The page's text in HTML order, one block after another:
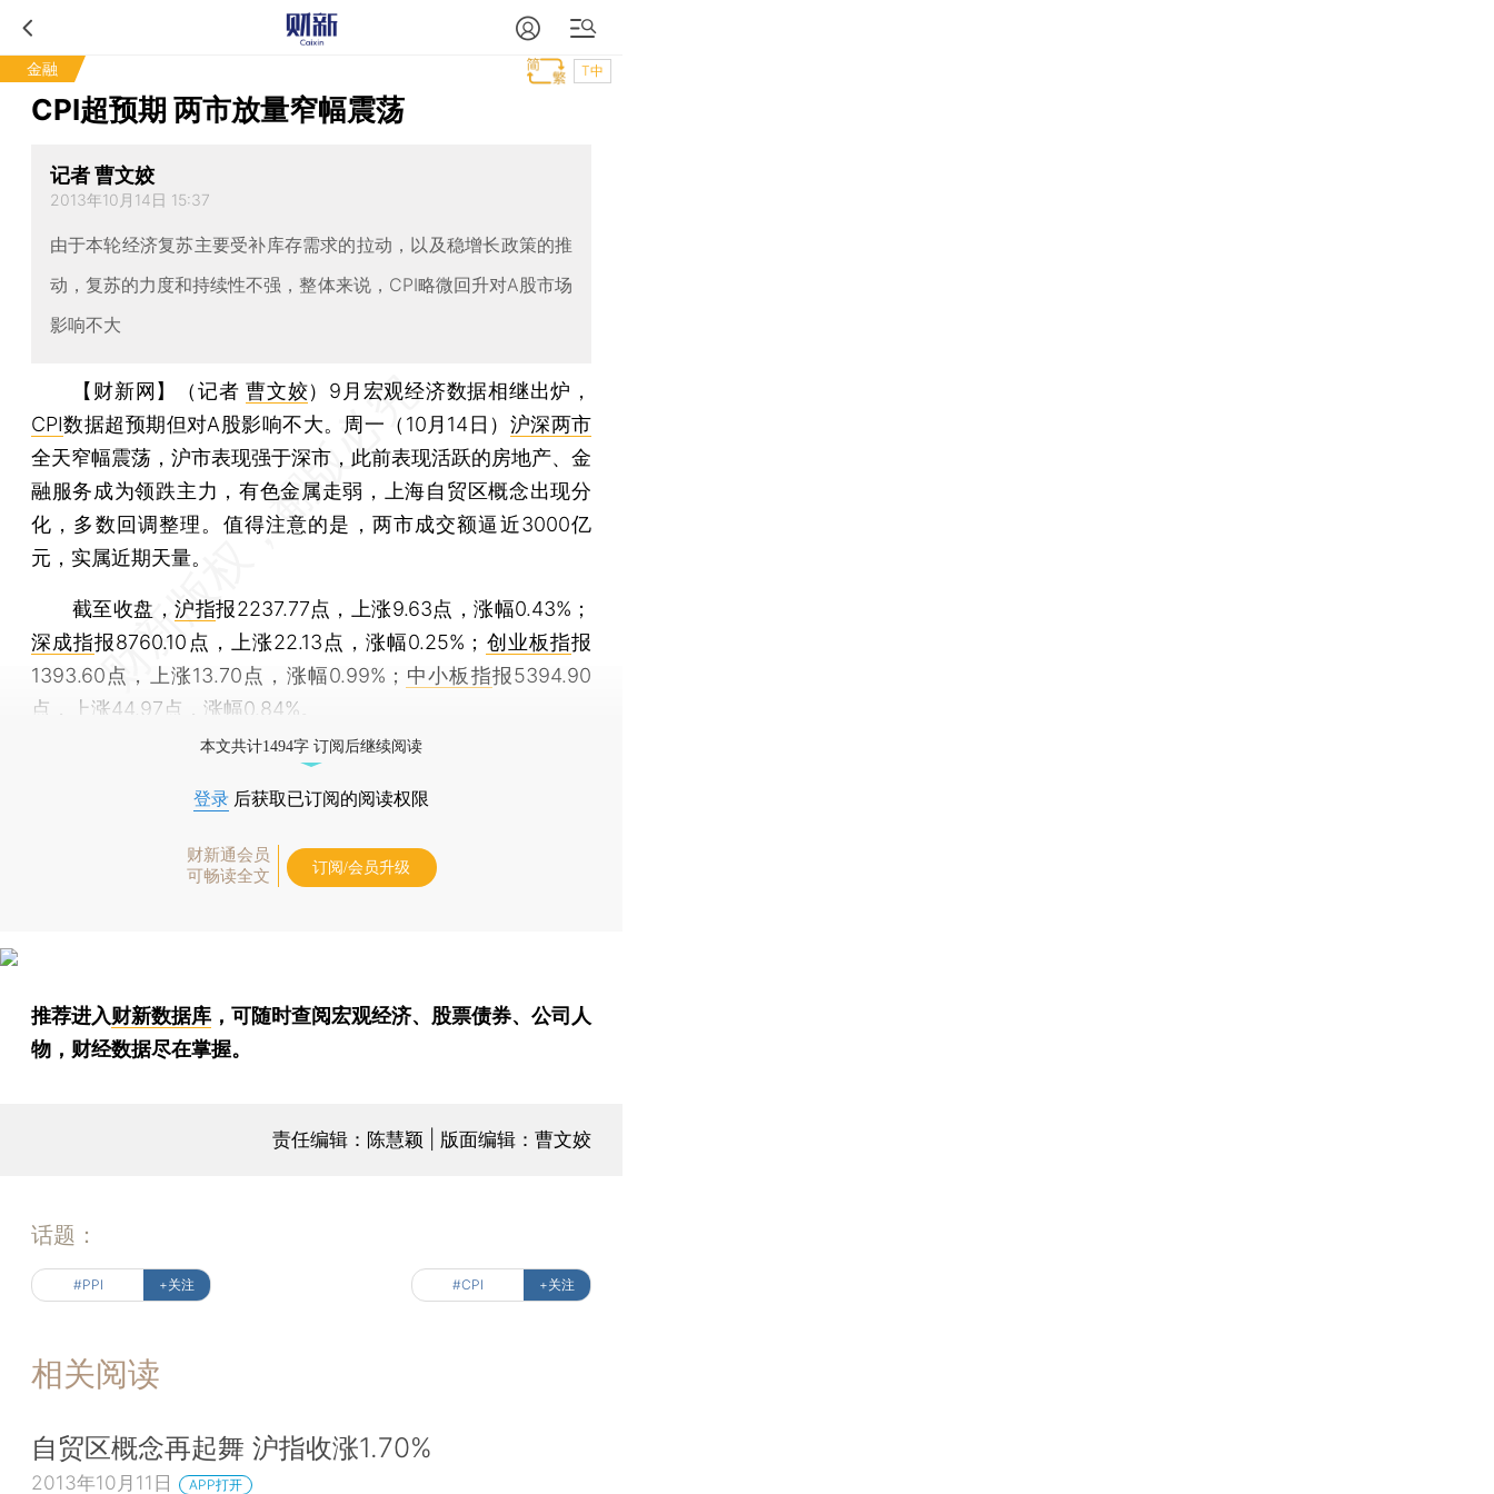
金融 T中
CPI超预期 两市放量窄幅震荡
记者 曹文姣
2013年10月14日 15:37
由于本轮经济复苏主要受补库存需求的拉动，以及稳增长政策的推
动，复苏的力度和持续性不强，整体来说，CPI略微回升对A股市场
影响不大
【财新网】（记者曹文姣） 9月宏观经济数据相继出炉，
CPI数据超预期但对A股影响不大。周一（10月14日） 沪深两市
全天窄幅震荡，沪市表现强于深市，此前表现活跃的房地产、金
融服务成为领跌主力，有色金属走弱，上海自贸区概念出现分
化，多数回调整理。值得注意的是，两市成交额逼近3000亿
元，实属近期天量。
截至收盘，沪指报2237.77点，上涨9.63点，涨幅0.43%；
深成指报8760.10点，上涨22.13点，涨幅0.25%； 创业板指报
1393.60点，上涨13.70点，涨幅0.99%； 中小板指报5394.90
点，上涨44.97点，涨幅0.84%。
本文共计1494字 订阅后继续阅读
登录 后获取已订阅的阅读权限
财新通会员
可畅读全文
订阅/会员升级
推荐进入财新数据库 ，可随时查阅宏观经济、股票债券、公司人
物，财经数据尽在掌握。
责任编辑：陈慧颖 | 版面编辑：曹文姣
话题：
#PPI +关注 #CPI +关注
相关阅读
自贸区概念再起舞 沪指收涨1.70%
2013年10月11日 APP打开